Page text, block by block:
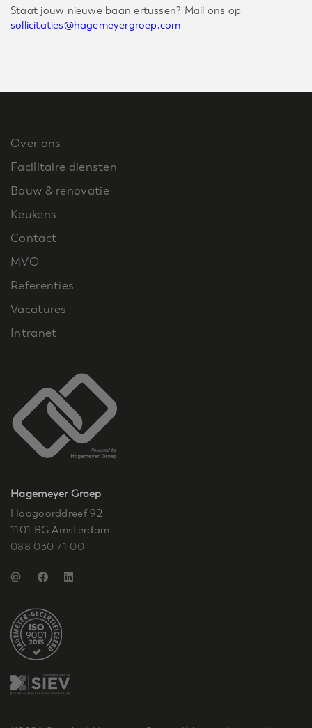
Staat jouw nieuwe baan ertussen? Mail ons op
sollicitaties@hagemeyergroep.com
Over ons
Facilitaire diensten
Bouw & renovatie
Keukens
Contact
MVO
Referenties
Vacatures
Intranet
Hagemeyer Groep
Hoogoorddreef 92
1101 BG Amsterdam
088 030 71 00
@